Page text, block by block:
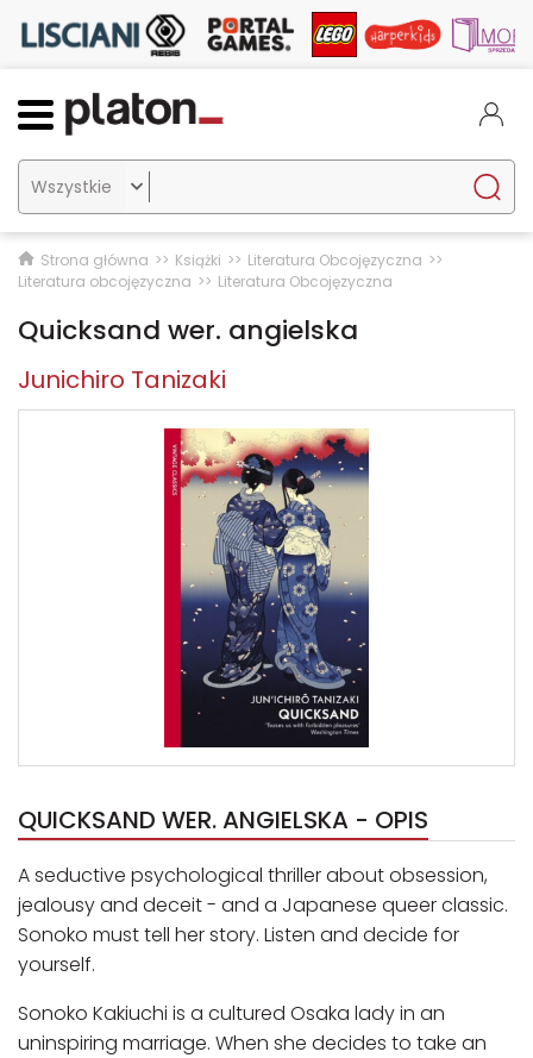

Strona główna Książki
Literatura Obcojęzyczna
Literatura obcojęzyczna
Literatura Obcojęzyczna
Quicksand wer. angielska
Junichiro Tanizaki
QUICKSAND WER. ANGIELSKA - OPIS
A seductive psychological thriller about obsession,
jealousy and deceit - and a Japanese queer classic.
Sonoko must tell her story. Listen and decide for
yourself.
Sonoko Kakiuchi is a cultured Osaka lady in an
uninspiring marriage. When she decides to take an